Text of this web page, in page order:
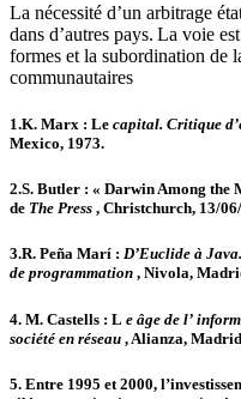
La nécessité d’un arbitrage
dans d’autres pays. La voie
formes et la subordination de
communautaires
1.K. Marx : Le capital. Critique
Mexico, 1973.
2.S. Butler : « Darwin Among the
de The Press , Christchurch, 13/
3.R. Peña Marí : D’Euclide à
de programmation , Nivola,
4. M. Castells : L e âge de l’
société en réseau , Alianza,
5. Entre 1995 et 2000,